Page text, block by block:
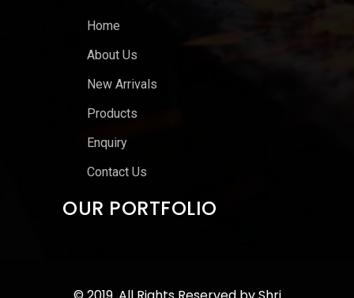
Home
About Us
New Arrivals
Products
Enquiry
Contact Us
OUR PORTFOLIO